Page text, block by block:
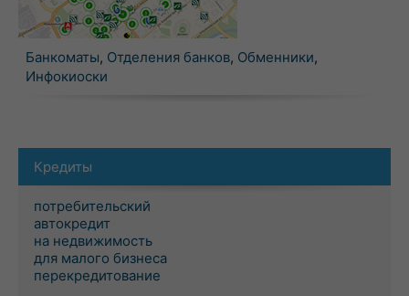
Банкоматы, Отделения банков, Обменники,
Инфокиоски
Кредиты
потребительский
автокредит
на недвижимость
для малого бизнеса
перекредитование